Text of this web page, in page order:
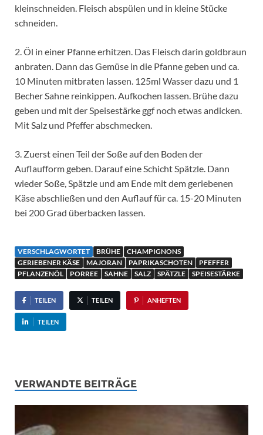
kleinschneiden. Fleisch abspülen und in kleine Stücke
schneiden.
2. Öl in einer Pfanne erhitzen. Das Fleisch darin goldbraun
anbraten. Dann das Gemüse in die Pfanne geben und ca.
10 Minuten mitbraten lassen. 125ml Wasser dazu und 1
Becher Sahne reinkippen. Aufkochen lassen. Brühe dazu
geben und mit der Speisestärke ggf noch etwas andicken.
Mit Salz und Pfeffer abschmecken.
3. Zuerst einen Teil der Soße auf den Boden der
Auflaufform geben. Darauf eine Schicht Spätzle. Dann
wieder Soße, Spätzle und am Ende mit dem geriebenen
Käse abschließen und den Auflauf für ca. 15-20 Minuten
bei 200 Grad überbacken lassen.
VERSCHLAGWORTET BRÜHE
CHAMPIGNONS
GERIEBENER KÄSE
MAJORAN PAPRIKASCHOTEN
PFEFFER
PFLANZENÖL
PORREE SAHNE SALZ SPÄTZLE SPEISESTÄRKE
TEILEN TEILEN ANHEFTEN
TEILEN
VERWANDTE BEITRÄGE